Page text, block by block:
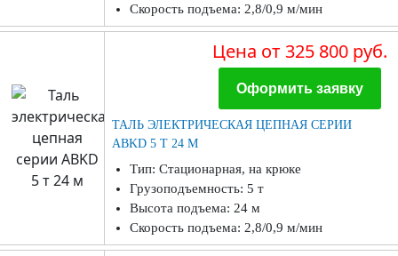
Скорость подъема: 2,8/0,9 м/мин
Цена от 325 800 руб.
Оформить заявку
ТАЛЬ ЭЛЕКТРИЧЕСКАЯ ЦЕПНАЯ СЕРИИ
ABKD 5 Т 24 М
Тип: Стационарная, на крюке
Грузоподъемность: 5 т
Высота подъема: 24 м
Скорость подъема: 2,8/0,9 м/мин